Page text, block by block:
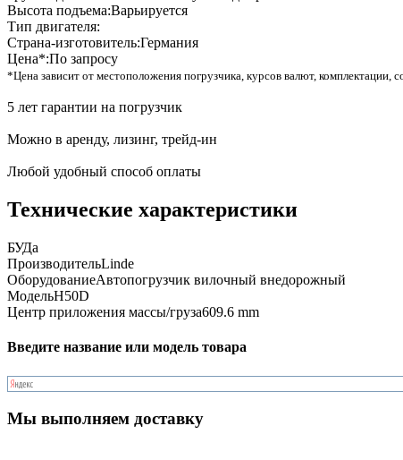
Высота подъема:Варьируется
Тип двигателя:
Страна-изготовитель:Германия
Цена*:По запросу
*Цена зависит от местоположения погрузчика, курсов валют, комплектации,
5 лет гарантии на погрузчик
Можно в аренду, лизинг, трейд-ин
Любой удобный способ оплаты
Технические характеристики
БУДа
ПроизводительLinde
ОборудованиеАвтопогрузчик вилочный внедорожный
МодельH50D
Центр приложения массы/груза609.6 mm
Введите название или модель товара
Мы выполняем доставку